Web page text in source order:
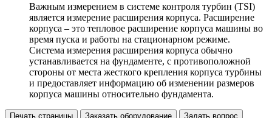
Важным измерением в системе контроля турбин (TSI)
является измерение расширения корпуса. Расширение
корпуса – это тепловое расширение корпуса машины во
время пуска и работы на стационарном режиме.
Система измерения расширения корпуса обычно
устанавливается на фундаменте, с противоположной
стороны от места жесткого крепления корпуса турбины
и предоставляет информацию об изменении размеров
корпуса машины относительно фундамента.
Печать страницы Заказать оборудование Задать вопрос